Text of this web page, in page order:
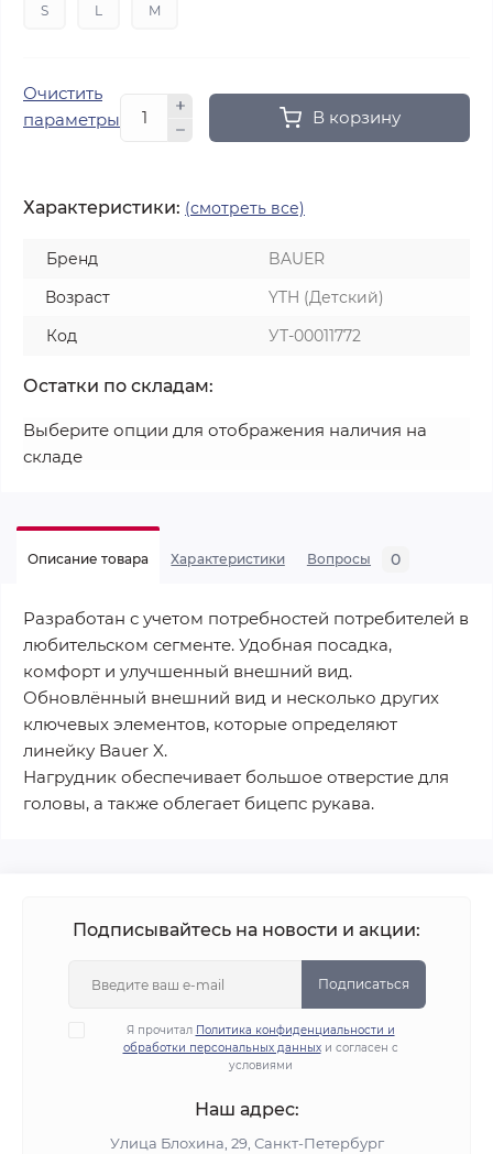
S L M
Очистить
параметры
В корзину
Характеристики: (смотреть все)
Бренд
BAUER
Возраст
YTH (Детский)
Код
УТ-00011772
Остатки по складам:
Выберите опции для отображения наличия на
складе
Описание товара Характеристики Вопросы 0
Разработан с учетом потребностей потребителей в
любительском сегменте. Удобная посадка,
комфорт и улучшенный внешний вид.
Обновлённый внешний вид и несколько других
ключевых элементов, которые определяют
линейку Bauer X.
Нагрудник обеспечивает большое отверстие для
головы, а также облегает бицепс рукава.
Подписывайтесь на новости и акции:
Подписаться
Я прочитал Политика конфиденциальности и
обработки персональных данныхи согласен с
условиями
Наш адрес:
Улица Блохина, 29, Санкт-Петербург